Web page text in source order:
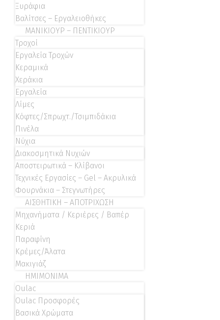
Ξυράφια
Βαλίτσες – Εργαλειοθήκες
ΜΑΝΙΚΙΟΥΡ – ΠΕΝΤΙΚΙΟΥΡ
Τροχοί
Εργαλεία Τροχών
Κεραμικά
Χεράκια
Εργαλεία
Λίμες
Κόφτες/Σπρωχτ./Τσιμπιδάκια
Πινέλα
Νύχια
Διακοσμητικά Νυχιών
Αποστειρωτικά – Κλίβανοι
Τεχνικές Εργασίες – Gel – Ακρυλικά
Φουρνάκια – Στεγνωτήρες
ΑΙΣΘΗΤΙΚΗ – ΑΠΟΤΡΙΧΩΣΗ
Μηχανήματα / Κεριέρες / Βαπέρ
Κεριά
Παραφίνη
Κρέμες/Άλατα
Μακιγιάζ
ΗΜΙΜΟΝΙΜΑ
Oulac
Oulac Προσφορές
Βασικά Χρώματα